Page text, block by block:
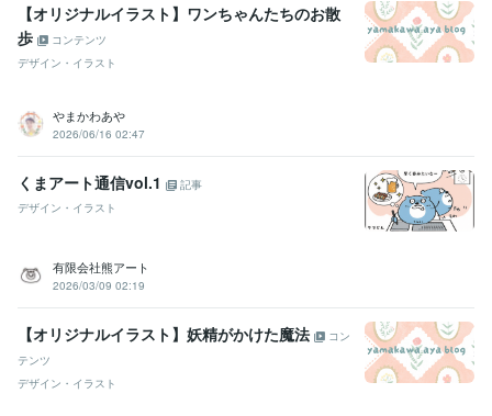
【オリジナルイラスト】ワンちゃんたちのお散
歩
コンテンツ
デザイン・イラスト
やまかわあや
2026/06/16 02:47
くまアート通信vol.1
記事
デザイン・イラスト
有限会社熊アート
2026/03/09 02:19
【オリジナルイラスト】妖精がかけた魔法
コン
テンツ
デザイン・イラスト